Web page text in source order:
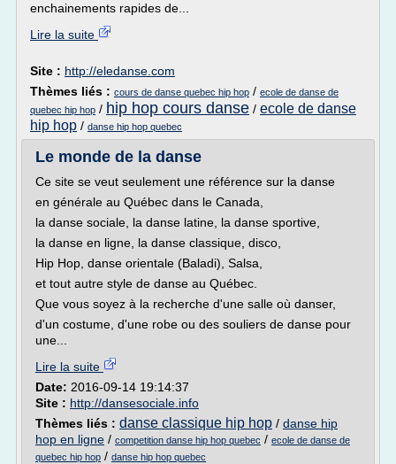
enchainements rapides de...
Lire la suite
Site : http://eledanse.com
Thèmes liés : cours de danse quebec hip hop / ecole de danse de
quebec hip hop / hip hop cours danse / ecole de danse
hip hop / danse hip hop quebec
Le monde de la danse
Ce site se veut seulement une référence sur la danse
en générale au Québec dans le Canada,
la danse sociale, la danse latine, la danse sportive,
la danse en ligne, la danse classique, disco,
Hip Hop, danse orientale (Baladi), Salsa,
et tout autre style de danse au Québec.
Que vous soyez à la recherche d'une salle où danser,
d'un costume, d'une robe ou des souliers de danse pour
une...
Lire la suite
Date: 2016-09-14 19:14:37
Site : http://dansesociale.info
Thèmes liés : danse classique hip hop / danse hip
hop en ligne / competition danse hip hop quebec / ecole de danse de
quebec hip hop / danse hip hop quebec